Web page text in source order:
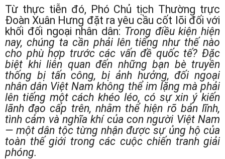
Từ thực tiễn đó, Phó Chủ tịch Thường trực
Đoàn Xuân Hưng đặt ra yêu cầu cốt lõi đối với
khối đối ngoại nhân dân: Trong điều kiện hiện
nay, chúng ta cần phải lên tiếng như thế nào
cho phù hợp trước các vấn đề quốc tế? Đặc
biệt khi liên quan đến những bạn bè truyền
thống bị tấn công, bị ảnh hưởng, đối ngoại
nhân dân Việt Nam không thể im lặng mà phải
lên tiếng một cách khéo léo, có sự xin ý kiến
lãnh đạo cấp trên, nhằm thể hiện rõ bản lĩnh,
tình cảm và nghĩa khí của con người Việt Nam
— một dân tộc từng nhận được sự ủng hộ của
toàn thế giới trong các cuộc chiến tranh giải
phóng.